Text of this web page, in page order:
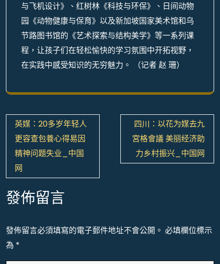
与飞机设计》、红树林《科技与环保》、日间动物
园《动物健康与保育》以及新加坡国家美术馆和乌
节路图书馆的《艺术探索与结构美学》等一系列课
程，让孩子们在轻松愉快的学习氛围中开拓视野，
在实践中感受知识的无穷魅力。 （记者 赵 珊）
文
章
導
覽
英媒：20多岁年轻人
更容查包養心得易因
精神问题失业_中国
网
四川：以花为媒去九
宮格會議 美丽经济助
力乡村振兴_中国网
發佈留言
發佈留言必須填寫的電子郵件地址不會公開。 必填欄位標示
為 *